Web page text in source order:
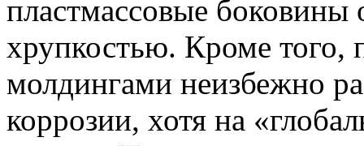
пластмассовые боковины
хрупкостью. Кроме того,
молдингами неизбежно
коррозии, хотя на